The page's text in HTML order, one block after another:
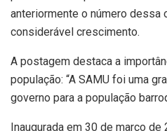
anteriormente o número dessa
considerável crescimento.
A postagem destaca a
população: “A SAMU foi uma
governo para a população
Inaugurada em 30 de março de